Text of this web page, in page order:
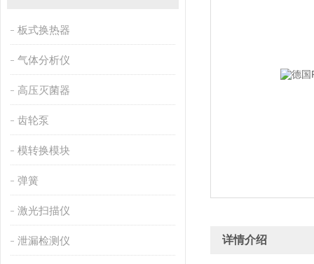
板式换热器
气体分析仪
高压灭菌器
齿轮泵
模转换模块
弹簧
激光扫描仪
泄漏检测仪 详情介绍